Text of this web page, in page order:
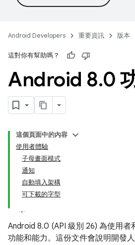
Android Developers 重要資訊 版本
這對你有幫助嗎？
Android 8.0
這個頁面中的內容
使用者體驗
子母畫面模式
通知
自動填入架構
可下載的字型
Android 8.0 (API 級別 26) 為使用者
功能和能力。這份文件會說明開發人